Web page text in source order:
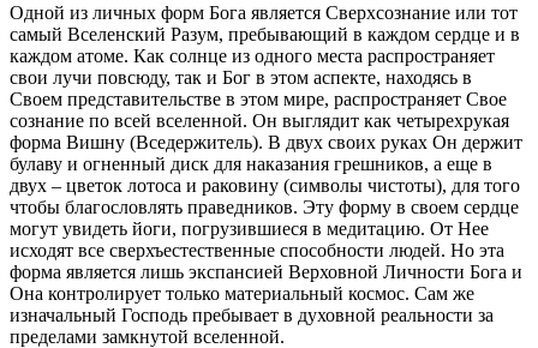
Одной из личных форм Бога является Сверхсознание или тот
самый Вселенский Разум, пребывающий в каждом сердце и в
каждом атоме. Как солнце из одного места распространяет
свои лучи повсюду, так и Бог в этом аспекте, находясь в
Своем представительстве в этом мире, распространяет Свое
сознание по всей вселенной. Он выглядит как четырехрукая
форма Вишну (Вседержитель). В двух своих руках Он держит
булаву и огненный диск для наказания грешников, а еще в
двух – цветок лотоса и раковину (символы чистоты), для того
чтобы благословлять праведников. Эту форму в своем сердце
могут увидеть йоги, погрузившиеся в медитацию. От Нее
исходят все сверхъестественные способности людей. Но эта
форма является лишь экспансией Верховной Личности Бога и
Она контролирует только материальный космос. Сам же
изначальный Господь пребывает в духовной реальности за
пределами замкнутой вселенной.